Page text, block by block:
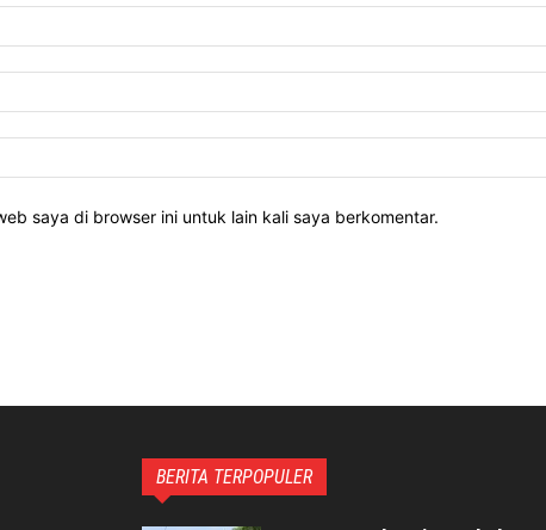
saya di browser ini untuk lain kali saya berkomentar.
BERITA TERPOPULER